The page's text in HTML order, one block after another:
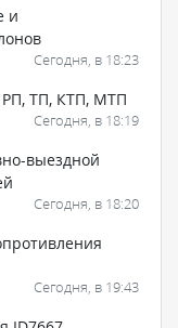
и
Сегодня, в 18:23
РП, ТП, КТП, МТП
Сегодня, в 18:19
выездной
Сегодня, в 18:20
Сегодня, в 19:43